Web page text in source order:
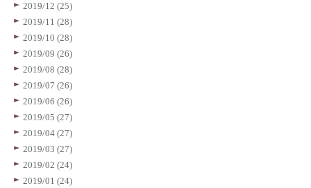
2019/12 (25)
2019/11 (28)
2019/10 (28)
2019/09 (26)
2019/08 (28)
2019/07 (26)
2019/06 (26)
2019/05 (27)
2019/04 (27)
2019/03 (27)
2019/02 (24)
2019/01 (24)